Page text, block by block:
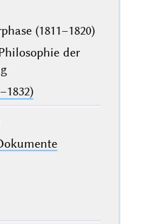
(1811–1820)
der